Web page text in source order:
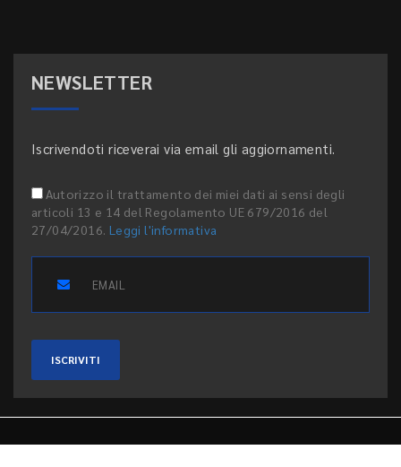
NEWSLETTER
Iscrivendoti riceverai via email gli aggiornamenti.
Autorizzo il trattamento dei miei dati ai sensi degli
articoli 13 e 14 del Regolamento UE 679/2016 del
27/04/2016. Leggi l'informativa
ISCRIVITI